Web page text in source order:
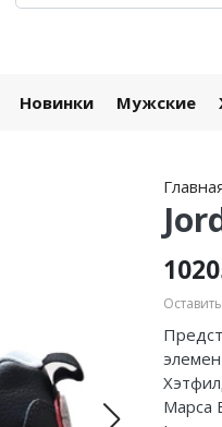
Новинки Мужские
Марса